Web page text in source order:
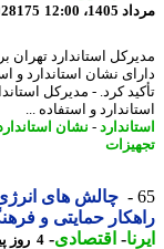
12:00
82028175
استاندارد تهران بر
نشان استاندارد و
کرد. - مدیرکل
و استفاده ...
- نشان استاندارد-
چالش های انرژی،
حمایتی و
-اقتصادی-4 روز پیش - چهارشنبه 14 مرداد 1405، 11:40